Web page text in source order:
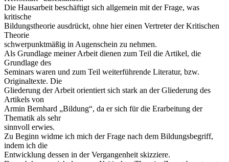
Die Hausarbeit beschäftigt sich allgemein mit der Frage, was
kritische
Bildungstheorie ausdrückt, ohne hier einen Vertreter der Kritischen
Theorie
schwerpunktmäßig in Augenschein zu nehmen.
Als Grundlage meiner Arbeit dienen zum Teil die Artikel, die
Grundlage des
Seminars waren und zum Teil weiterführende Literatur, bzw.
Originaltexte. Die
Gliederung der Arbeit orientiert sich stark an der Gliederung des
Artikels von
Armin Bernhard „Bildung“, da er sich für die Erarbeitung der
Thematik als sehr
sinnvoll erwies.
Zu Beginn widme ich mich der Frage nach dem Bildungsbegriff,
indem ich die
Entwicklung dessen in der Vergangenheit skizziere.